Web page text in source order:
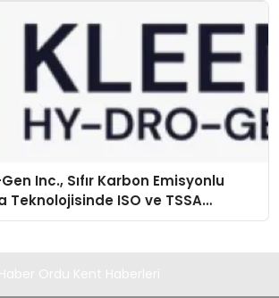
Inc., Sıfır Karbon Emisyonlu
Teknolojisinde ISO ve TSSA
Aldı